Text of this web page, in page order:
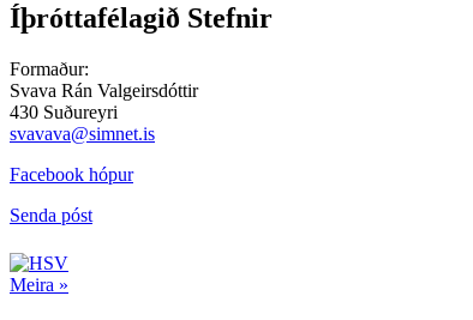
Íþróttafélagið Stefnir
Formaður:
Svava Rán Valgeirsdóttir
430 Suðureyri
svavava@simnet.is
Facebook hópur
Senda póst
Meira »